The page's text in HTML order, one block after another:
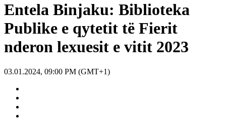
Entela Binjaku: Biblioteka
Publike e qytetit të Fierit
nderon lexuesit e vitit 2023
03.01.2024, 09:00 PM (GMT+1)